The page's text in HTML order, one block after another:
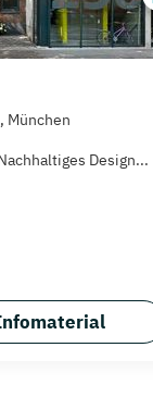
München
Design...